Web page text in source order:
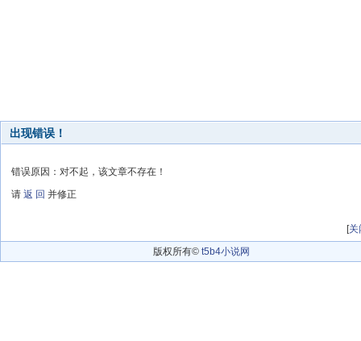
出现错误！
错误原因：对不起，该文章不存在！
请 返 回 并修正
[关
版权所有© t5b4小说网